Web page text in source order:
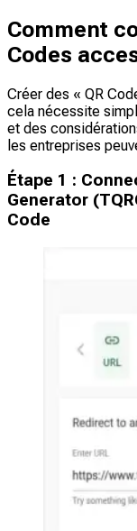
Comment
Codes
Créer des « QR
cela nécessite
et des
les entreprises
Étape 1 :
Generator
Code